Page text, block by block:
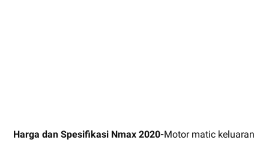
Harga dan Spesifikasi Nmax 2020-Motor matic keluaran